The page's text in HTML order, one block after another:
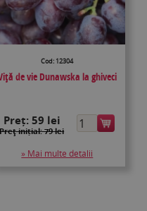
Cod: 12304
de vie Dunawska la ghiveci
Preț: 59 lei
Preţ inițial: 79 lei
» Mai multe detalii